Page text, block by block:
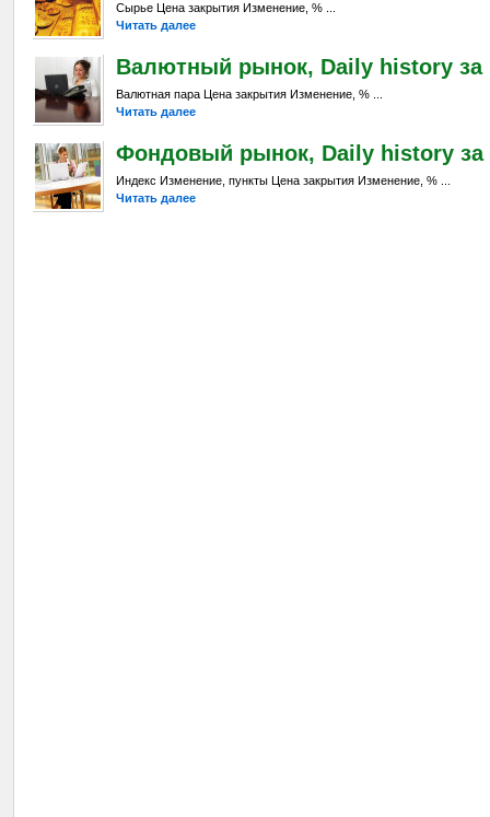
Сырье Цена закрытия Изменение, % ...
Читать далее
Валютный рынок, Daily history за
Валютная пара Цена закрытия Изменение, % ...
Читать далее
Фондовый рынок, Daily history за
Индекс Изменение, пункты Цена закрытия Изменение, % ...
Читать далее